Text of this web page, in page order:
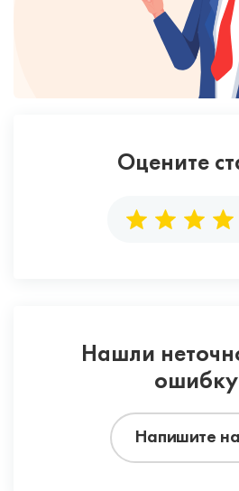
Оцените
Нашли
Напишите